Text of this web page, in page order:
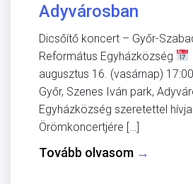
Adyvárosban
Dicsőítő koncert – Győr-
Református Egyházközség
augusztus 16. (vasárnap)
Győr, Szenes Iván park,
Egyházközség szeretettel
Örömkoncertjére […]
Tovább olvasom →